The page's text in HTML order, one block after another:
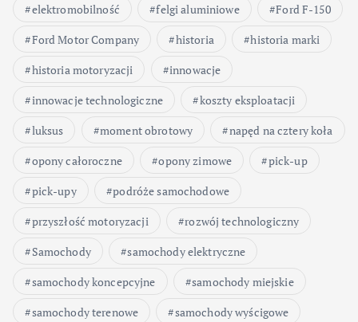
elektromobilność
felgi aluminiowe
Ford F-150
Ford Motor Company
historia
historia marki
historia motoryzacji
innowacje
innowacje technologiczne
koszty eksploatacji
luksus
moment obrotowy
napęd na cztery koła
opony całoroczne
opony zimowe
pick-up
pick-upy
podróże samochodowe
przyszłość motoryzacji
rozwój technologiczny
Samochody
samochody elektryczne
samochody koncepcyjne
samochody miejskie
samochody terenowe
samochody wyścigowe